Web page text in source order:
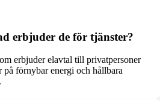
erbjuder de för tjänster?
erbjuder elavtal till privatpersoner
förnybar energi och hållbara